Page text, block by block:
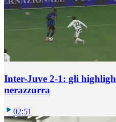
Inter-Juve 2-1: gli
nerazzurra
02:51